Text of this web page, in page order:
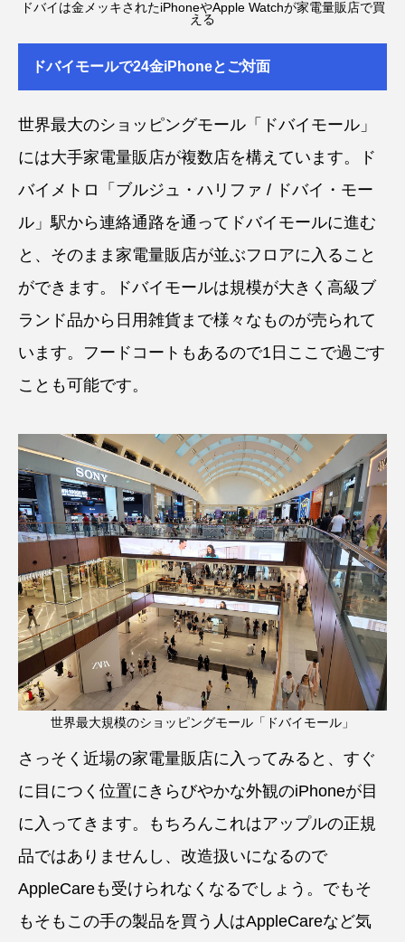
ドバイは金メッキされたiPhoneやApple Watchが家電量販店で買
える
ドバイモールで24金iPhoneとご対面
世界最大のショッピングモール「ドバイモール」
には大手家電量販店が複数店を構えています。ド
バイメトロ「ブルジュ・ハリファ / ドバイ・モー
ル」駅から連絡通路を通ってドバイモールに進む
と、そのまま家電量販店が並ぶフロアに入ること
ができます。ドバイモールは規模が大きく高級ブ
ランド品から日用雑貨まで様々なものが売られて
います。フードコートもあるので1日ここで過ごす
ことも可能です。
世界最大規模のショッピングモール「ドバイモール」
さっそく近場の家電量販店に入ってみると、すぐ
に目につく位置にきらびやかな外観のiPhoneが目
に入ってきます。もちろんこれはアップルの正規
品ではありませんし、改造扱いになるので
AppleCareも受けられなくなるでしょう。でもそ
もそもこの手の製品を買う人はAppleCareなど気